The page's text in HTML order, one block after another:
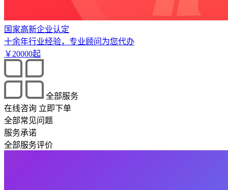
国家高新企业认定
十余年行业经验，专业顾问为您代办
￥ 20000起
全部服务
在线咨询 立即下单
全部常见问题
服务承诺
全部服务评价